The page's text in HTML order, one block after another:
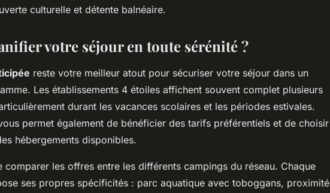
culturelle et détente balnéaire.
votre séjour en toute sérénité ?
reste votre meilleur atout pour sécuriser votre séjour dans un
Les établissements 4 étoiles affichent souvent complet plusieurs
durant les vacances scolaires et les périodes estivales.
permet également de bénéficier des tarifs préférentiels et de choisir
hébergements disponibles.
comparer les offres entre les différents campings du réseau. Chaque
ses propres spécificités : parc aquatique avec toboggans, proximité